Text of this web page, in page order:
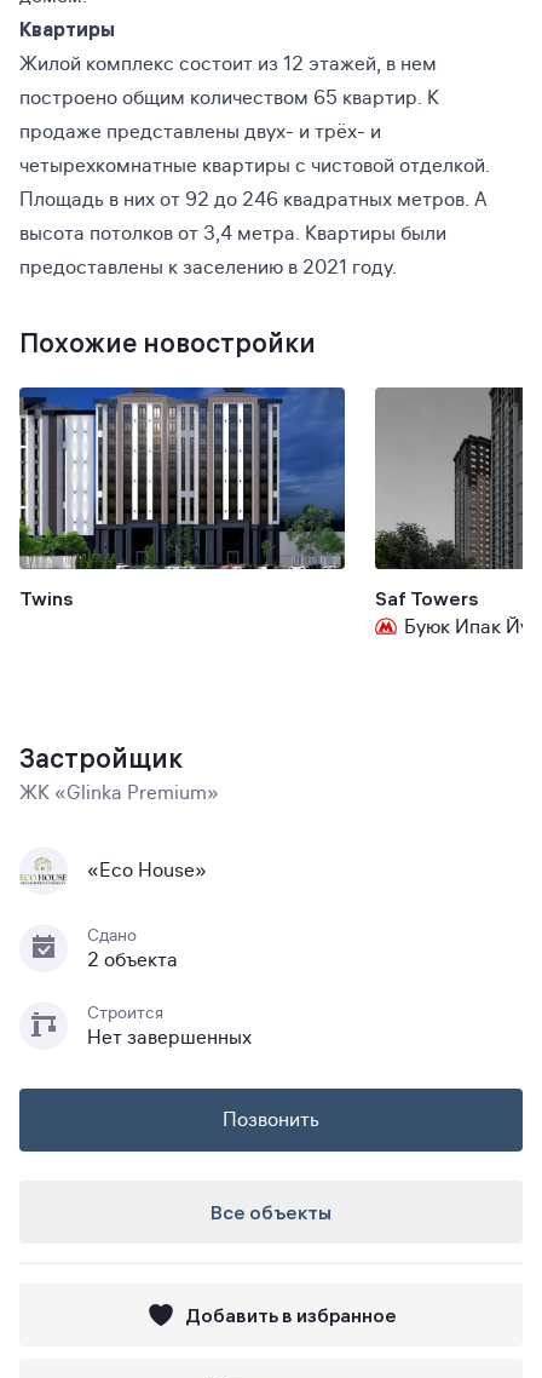
Квартиры
Жилой комплекс состоит из 12 этажей, в нем
построено общим количеством 65 квартир. К
продаже представлены двух- и трёх- и
четырехкомнатные квартиры с чистовой отделкой.
Площадь в них от 92 до 246 квадратных метров. А
высота потолков от 3,4 метра. Квартиры были
предоставлены к заселению в 2021 году.
Похожие новостройки
Twins
Saf Towers
Буюк Ипак
Застройщик
ЖК «Glinka Premium»
«Eco House»
Сдано
2 объекта
Строится
Нет завершенных
Позвонить
Все объекты
Добавить в избранное